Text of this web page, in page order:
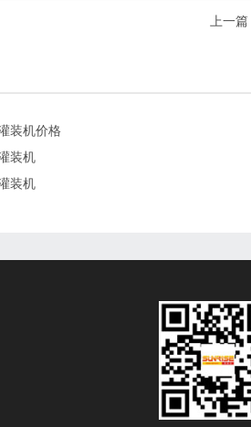
上一篇
装机价格
装机
装机